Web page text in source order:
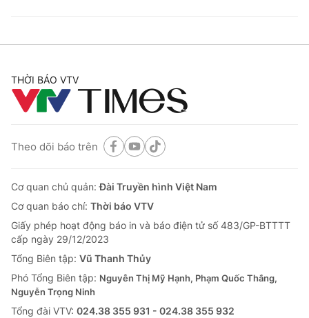
THỜI BÁO VTV
Theo dõi báo trên
Cơ quan chủ quản:Đài Truyền hình Việt Nam
Cơ quan báo chí: Thời báo VTV
Giấy phép hoạt động báo in và báo điện tử số 483/GP-BTTTT
cấp ngày 29/12/2023
Tổng Biên tập: Vũ Thanh Thủy
Phó Tổng Biên tập: Nguyễn Thị Mỹ Hạnh, Phạm Quốc Thắng,
Nguyễn Trọng Ninh
Tổng đài VTV: 024.38 355 931 - 024.38 355 932